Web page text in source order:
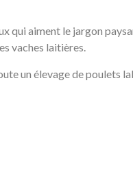
aiment le jargon
vaches laitières.
un élevage de poulets